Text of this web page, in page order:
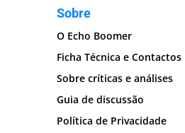
Sobre
O Echo Boomer
Ficha Técnica e Contactos
Sobre críticas e análises
Guia de discussão
Política de Privacidade